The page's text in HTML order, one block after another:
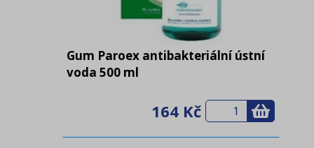
Gum Paroex antibakteriální ústní
voda 500 ml
164 Kč